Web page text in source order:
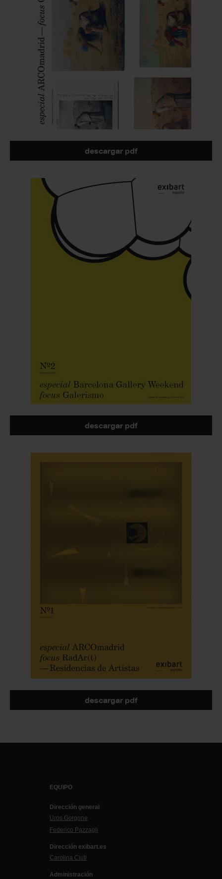
descargar pdf
descargar pdf
descargar pdf
EQUIPO
Dirección general
Uros Gorgone
Federico Pazzagli
Dirección exibart.es
Carolina Ciuti
Administración